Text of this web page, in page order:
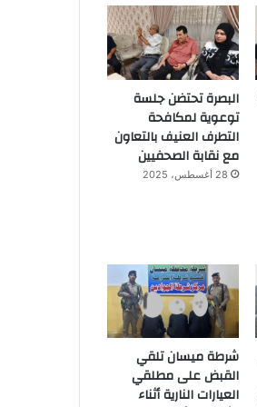
البصرة تحتضن جلسة
توعوية لمكافحة
التطرف العنيف بالتعاون
مع نقابة الصحفيين
28 أغسطس، 2025
شرطة ميسان تلقي
القبض على مطلقي
العيارات النارية أثناء